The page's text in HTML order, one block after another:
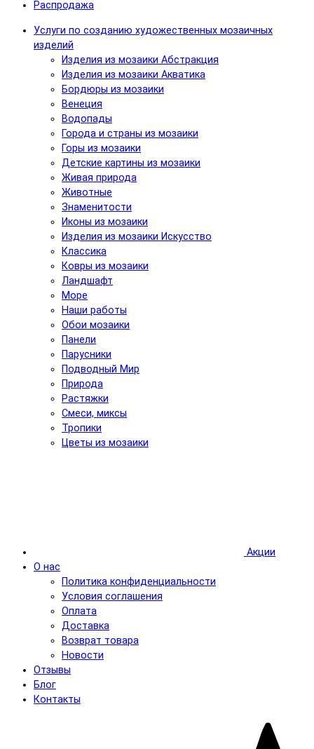
Распродажа
Услуги по созданию художественных мозаичных
изделий
Изделия из мозаики Абстракция
Изделия из мозаики Акватика
Бордюры из мозаики
Венеция
Водопады
Города и страны из мозаики
Горы из мозаики
Детские картины из мозаики
Живая природа
Животные
Знаменитости
Иконы из мозаики
Изделия из мозаики Искусство
Классика
Ковры из мозаики
Ландшафт
Море
Наши работы
Обои мозаики
Панели
Парусники
Подводный Мир
Природа
Растяжки
Смеси, миксы
Тропики
Цветы из мозаики
Акции
О нас
Политика конфиденциальности
Условия соглашения
Оплата
Доставка
Возврат товара
Новости
Отзывы
Блог
Контакты